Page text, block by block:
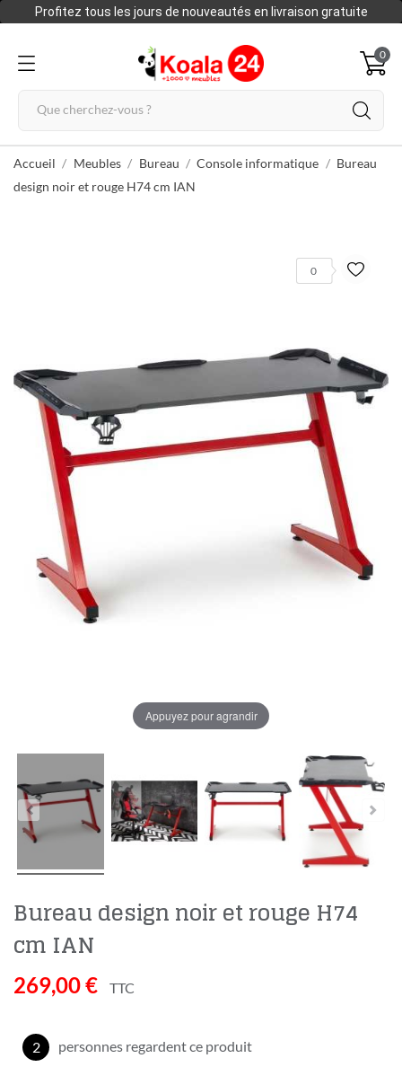
Profitez tous les jours de nouveautés en livraison gratuite
0
Accueil Meubles Bureau Console informatique
Bureau
design noir et rouge H74 cm IAN
Appuyez pour agrandir
0
Bureau design noir et rouge H74
cm IAN
269,00 € TTC
2 personnes regardent ce produit